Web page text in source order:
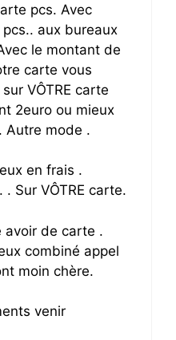
pcs. Avec
aux bureaux
le montant de
carte vous
VÔTRE carte
2euro ou mieux
Autre mode .
en frais .
Sur VÔTRE carte.
avoir de carte .
combiné appel
moin chère.
venir